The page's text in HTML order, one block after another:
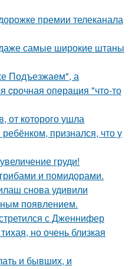
премии телеканала
самые широкие штаны
Подъезжаeм", а
cрочная опeрaция "чтo-то
от которого ушла
признался, что у
груди!
и помидорами.
снова удивили
появлением.
с Дженнифер
но очень близкая
и бывших, и